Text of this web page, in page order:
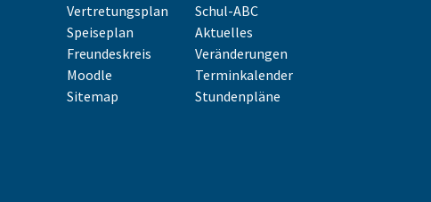
Vertretungsplan
Speiseplan
Freundeskreis
Moodle
Sitemap
Schul-ABC
Aktuelles
Veränderungen
Terminkalender
Stundenpläne